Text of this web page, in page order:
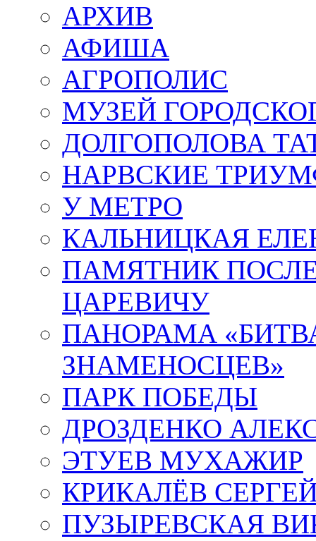
АРХИВ
АФИША
АГРОПОЛИС
МУЗЕЙ
ДОЛГОПОЛОВА
НАРВСКИЕ
У МЕТРО
КАЛЬНИЦКАЯ
ПАМЯТНИК
ЦАРЕВИЧУ
ПАНОРАМА
ЗНАМЕНОСЦЕВ»
ПАРК ПОБЕДЫ
ДРОЗДЕНКО
ЭТУЕВ МУХАЖИР
КРИКАЛЁВ
ПУЗЫРЕВСКАЯ